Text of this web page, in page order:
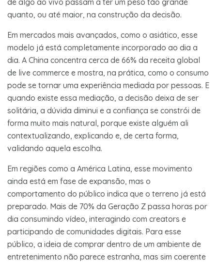
quanto, ou até maior, na construção da decisão.
Em mercados mais avançados, como o asiático, esse
modelo já está completamente incorporado ao dia a
dia. A China concentra cerca de 66% da receita global
de live commerce e mostra, na prática, como o consumo
pode se tornar uma experiência mediada por pessoas. E
quando existe essa mediação, a decisão deixa de ser
solitária, a dúvida diminui e a confiança se constrói de
forma muito mais natural, porque existe alguém ali
contextualizando, explicando e, de certa forma,
validando aquela escolha.
Em regiões como a América Latina, esse movimento
ainda está em fase de expansão, mas o
comportamento do público indica que o terreno já está
preparado. Mais de 70% da Geração Z passa horas por
dia consumindo vídeo, interagindo com creators e
participando de comunidades digitais. Para esse
público, a ideia de comprar dentro de um ambiente de
entretenimento não parece estranha, mas sim coerente